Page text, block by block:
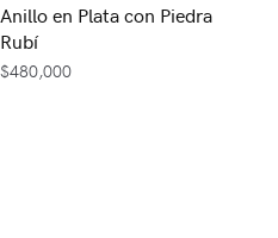
Anillo en Plata con Piedra
Rubí
$480,000